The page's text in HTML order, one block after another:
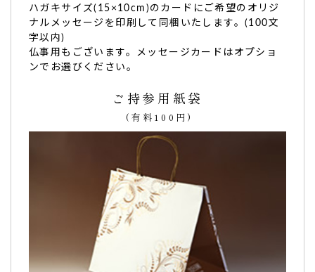
ご購入頂いた商品：
創立・設立・周年 記念 オリジナルどら
焼き「もじどら」(5個入り)
知り合いの飲食店が30周年で…感謝しておりま
知り合いの飲食店が30周年の祝いとして記念のカステ
ラを贈ったところ感動しました、との言葉を頂き満面の笑み
で喜んで頂いた様子を想像しながら感謝しております！
お祝いに華を添えることが出来ましてありがとうございまし
た。（おぐりん様）
ご購入頂いた商品：
創立・設立・周年記念カステラ（0.6
ハガキサイズ(15×10cm)のカードにご希望のオリジ
ナルメッセージを印刷して同梱いたします。(100文
字以内)
仏事用もございます。メッセージカードはオプショ
ンでお選びください。
ご持参用紙袋
(有料100円)